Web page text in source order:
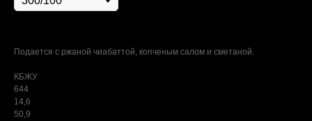
Подается с ржаной чиабаттой, копченым салом и сметаной.
КБЖУ
644
14,6
50,9